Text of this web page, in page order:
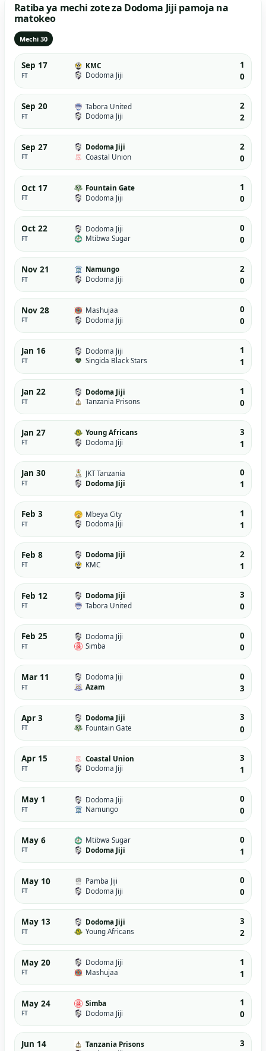
Ratiba ya mechi zote za Dodoma Jiji pamoja na
matokeo
Mechi 30
Sep 17
FT
KMC
Dodoma Jiji
1
0
Sep 20
FT
Tabora United
Dodoma Jiji
2
2
Sep 27
FT
Dodoma Jiji
Coastal Union
2
0
Oct 17
FT
Fountain Gate
Dodoma Jiji
1
0
Oct 22
FT
Dodoma Jiji
Mtibwa Sugar
0
0
Nov 21
FT
Namungo
Dodoma Jiji
2
0
Nov 28
FT
Mashujaa
Dodoma Jiji
0
0
Jan 16
FT
Dodoma Jiji
Singida Black Stars
1
1
Jan 22
FT
Dodoma Jiji
Tanzania Prisons
1
0
Jan 27
FT
Young Africans
Dodoma Jiji
3
1
Jan 30
FT
JKT Tanzania
Dodoma Jiji
0
1
Feb 3
FT
Mbeya City
Dodoma Jiji
1
1
Feb 8
FT
Dodoma Jiji
KMC
2
1
Feb 12
FT
Dodoma Jiji
Tabora United
3
0
Feb 25
FT
Dodoma Jiji
Simba
0
0
Mar 11
FT
Dodoma Jiji
Azam
0
3
Apr 3
FT
Dodoma Jiji
Fountain Gate
3
0
Apr 15
FT
Coastal Union
Dodoma Jiji
3
1
May 1
FT
Dodoma Jiji
Namungo
0
0
May 6
FT
Mtibwa Sugar
Dodoma Jiji
0
1
May 10
FT
Pamba Jiji
Dodoma Jiji
0
0
May 13
FT
Dodoma Jiji
Young Africans
3
2
May 20
FT
Dodoma Jiji
Mashujaa
1
1
May 24
FT
Simba
Dodoma Jiji
1
0
Jun 14
Tanzania Prisons
3